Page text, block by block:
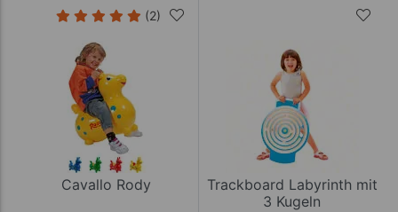
(2)
Cavallo Rody
Trackboard Labyrinth mit
3 Kugeln